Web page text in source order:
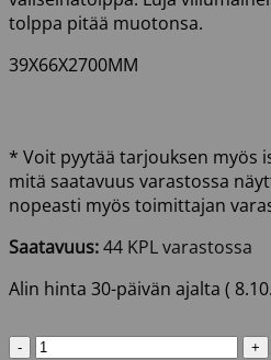
tolppa pitää muotonsa.
39X66X2700MM
* Voit pyytää tarjouksen myös
mitä saatavuus varastossa
nopeasti myös toimittajan
Saatavuus:44 KPL varastossa
Alin hinta 30-päivän ajalta (
KERTOPUU